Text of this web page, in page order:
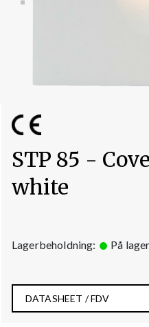
STP 85 -
white
Lagerbeholdning: På lager
DATASHEET / FDV